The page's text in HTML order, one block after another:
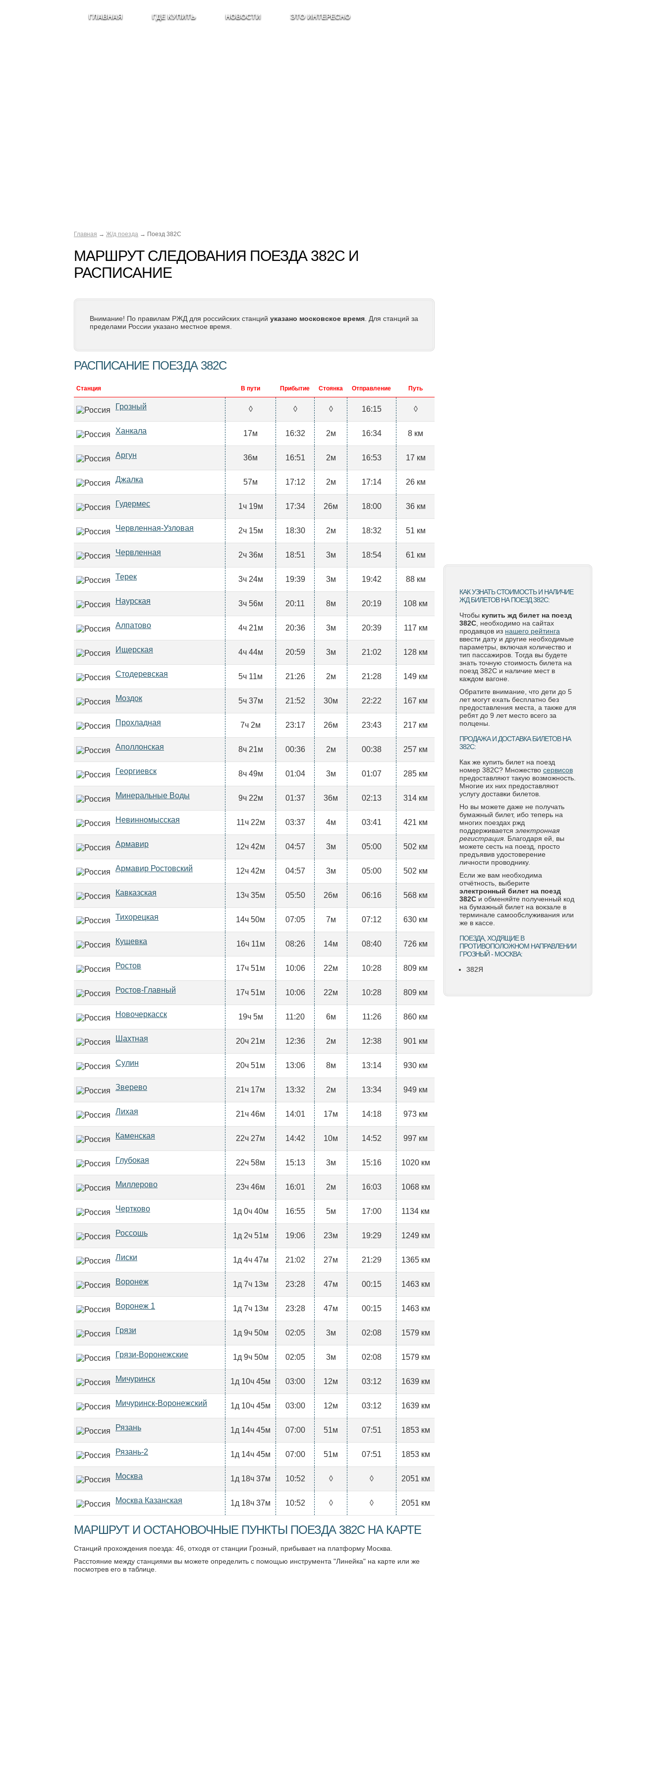
ГЛАВНАЯ ГДЕ КУПИТЬ НОВОСТИ ЭТО ИНТЕРЕСНО
Главная → Ж/д поезда → Поезд 382С
МАРШРУТ СЛЕДОВАНИЯ ПОЕЗДА 382С И
РАСПИСАНИЕ
Внимание! По правилам РЖД для российских станций указано московское время . Для станций за
пределами России указано местное время.
РАСПИСАНИЕ ПОЕЗДА 382С
Станция В пути Прибытие Стоянка Отправление Путь
Грозный ◊ ◊ ◊ 16:15 ◊
Ханкала 17м 16:32 2м 16:34 8 км
Аргун 36м 16:51 2м 16:53 17 км
Джалка 57м 17:12 2м 17:14 26 км
Гудермес 1ч 19м 17:34 26м 18:00 36 км
Червленная-Узловая 2ч 15м 18:30 2м 18:32 51 км
Червленная 2ч 36м 18:51 3м 18:54 61 км
Терек 3ч 24м 19:39 3м 19:42 88 км
Наурская 3ч 56м 20:11 8м 20:19 108 км
Алпатово 4ч 21м 20:36 3м 20:39 117 км
Ищерская 4ч 44м 20:59 3м 21:02 128 км
Стодеревская 5ч 11м 21:26 2м 21:28 149 км
Моздок 5ч 37м 21:52 30м 22:22 167 км
Прохладная 7ч 2м 23:17 26м 23:43 217 км
Аполлонская 8ч 21м 00:36 2м 00:38 257 км
Георгиевск 8ч 49м 01:04 3м 01:07 285 км
Минеральные Воды 9ч 22м 01:37 36м 02:13 314 км
Невинномысская 11ч 22м 03:37 4м 03:41 421 км
Армавир 12ч 42м 04:57 3м 05:00 502 км
Армавир Ростовский 12ч 42м 04:57 3м 05:00 502 км
Кавказская 13ч 35м 05:50 26м 06:16 568 км
Тихорецкая 14ч 50м 07:05 7м 07:12 630 км
Кущевка 16ч 11м 08:26 14м 08:40 726 км
Ростов 17ч 51м 10:06 22м 10:28 809 км
Ростов-Главный 17ч 51м 10:06 22м 10:28 809 км
Новочеркасск 19ч 5м 11:20 6м 11:26 860 км
Шахтная 20ч 21м 12:36 2м 12:38 901 км
Сулин 20ч 51м 13:06 8м 13:14 930 км
Зверево 21ч 17м 13:32 2м 13:34 949 км
Лихая 21ч 46м 14:01 17м 14:18 973 км
Каменская 22ч 27м 14:42 10м 14:52 997 км
Глубокая 22ч 58м 15:13 3м 15:16 1020 км
Миллерово 23ч 46м 16:01 2м 16:03 1068 км
Чертково 1д 0ч 40м 16:55 5м 17:00 1134 км
Россошь 1д 2ч 51м 19:06 23м 19:29 1249 км
Лиски 1д 4ч 47м 21:02 27м 21:29 1365 км
Воронеж 1д 7ч 13м 23:28 47м 00:15 1463 км
Воронеж 1 1д 7ч 13м 23:28 47м 00:15 1463 км
Грязи 1д 9ч 50м 02:05 3м 02:08 1579 км
Грязи-Воронежские 1д 9ч 50м 02:05 3м 02:08 1579 км
Мичуринск 1д 10ч 45м 03:00 12м 03:12 1639 км
Мичуринск-Воронежский 1д 10ч 45м 03:00 12м 03:12 1639 км
Рязань 1д 14ч 45м 07:00 51м 07:51 1853 км
Рязань-2 1д 14ч 45м 07:00 51м 07:51 1853 км
Москва 1д 18ч 37м 10:52 ◊ ◊ 2051 км
Москва Казанская 1д 18ч 37м 10:52 ◊ ◊ 2051 км
МАРШРУТ И ОСТАНОВОЧНЫЕ ПУНКТЫ ПОЕЗДА 382С НА КАРТЕ
Станций прохождения поезда: 46, отходя от станции Грозный, прибывает на платформу Москва.
Расстояние между станциями вы можете определить с помощью инструмента "Линейка" на карте или же
посмотрев его в таблице.
КАК УЗНАТЬ СТОИМОСТЬ И НАЛИЧИЕ
ЖД БИЛЕТОВ НА ПОЕЗД 382С:
Чтобы купить жд билет на поезд
382С , необходимо на сайтах
продавцов из нашего рейтинга
ввести дату и другие необходимые
параметры, включая количество и
тип пассажиров. Тогда вы будете
знать точную стоимость билета на
поезд 382С и наличие мест в
каждом вагоне.
Обратите внимание, что дети до 5
лет могут ехать бесплатно без
предоставления места, а также для
ребят до 9 лет место всего за
полцены.
ПРОДАЖА И ДОСТАВКА БИЛЕТОВ НА
382С:
Как же купить билет на поезд
номер 382С? Множество сервисов
предоставляют такую возможность.
Многие их них предоставляют
услугу доставки билетов.
Но вы можете даже не получать
бумажный билет, ибо теперь на
многих поездах ржд
поддерживается электронная
регистрация . Благодаря ей, вы
можете сесть на поезд, просто
предъявив удостоверение
личности проводнику.
Если же вам необходима
отчётность, выберите
электронный билет на поезд
382С и обменяйте полученный код
на бумажный билет на вокзале в
терминале самообслуживания или
же в кассе.
ПОЕЗДА, ХОДЯЩИЕ В
ПРОТИВОПОЛОЖНОМ НАПРАВЛЕНИИ
ГРОЗНЫЙ - МОСКВА:
382Я